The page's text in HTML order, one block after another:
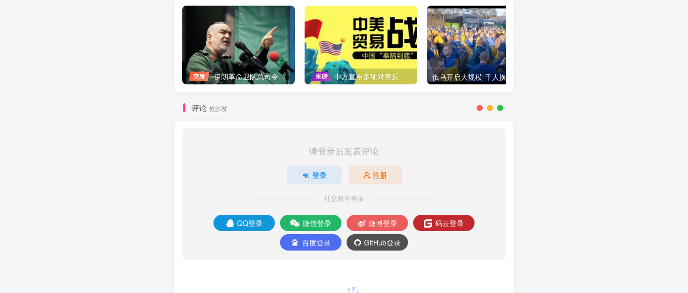
突发 伊朗革命卫队总司令被暗杀，中东局势再添变数 重磅 中方宣布多项对美反制措施，坚决维护自身权益
评论 抢沙发
请登录后发表评论
登录 注册
社交账号登录
QQ登录 微信登录 微博登录
码云登录
百度登录
GitHub登录